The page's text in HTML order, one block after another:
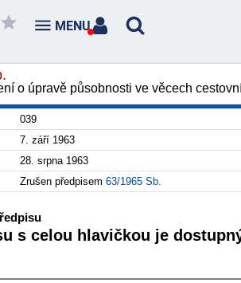
o úpravě působnosti ve věcech
039
7. září 1963
28. srpna 1963
Zrušen předpisem 63/1965 Sb.
s celou hlavičkou je
MENU